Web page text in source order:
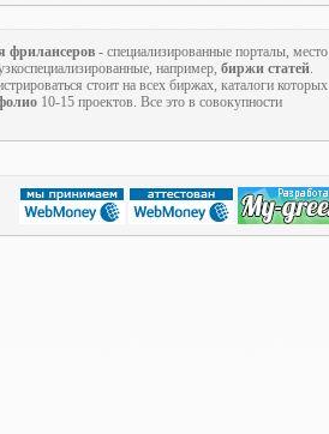
фрилансеров - специализированные порталы, место
например, биржи статей.
стоит на всех биржах, каталоги которых
10-15 проектов. Все это в совокупности